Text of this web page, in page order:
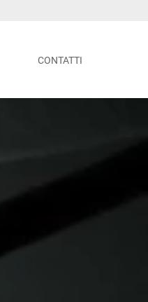
CONTATTI